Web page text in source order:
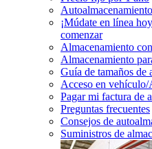
¡Múdate en línea
comenzar
Almacenamiento
Almacenamiento
Guía de tamaños de
Acceso en vehículo/
Pagar mi factura de
Preguntas frecuentes
Consejos de
Suministros de